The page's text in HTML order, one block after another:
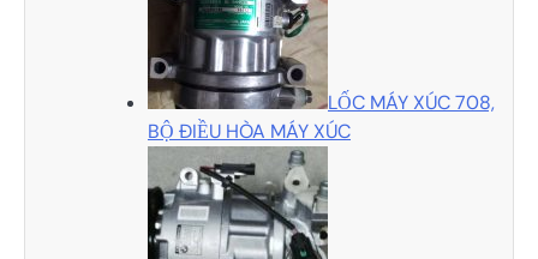
LỐC MÁY XÚC 708,
BỘ ĐIỀU HÒA MÁY XÚC